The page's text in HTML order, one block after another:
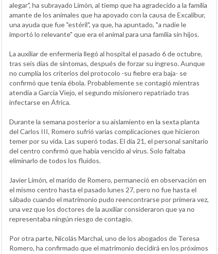
alegar", ha subrayado Limón, al tiemp que ha agradecido a la familia
amante de los animales que ha apoyado con la causa de Excalibur,
una ayuda que fue "estéril", ya que, ha apuntado, "a nadie le
importó lo relevante" que era el animal para una familia sin hijos.
La auxiliar de enfermería llegó al hospital el pasado 6 de octubre,
tras seis días de síntomas, después de forzar su ingreso. Aunque
no cumplía los criterios del protocolo -su fiebre era baja- se
confirmó que tenía ébola. Probablemente se contagió mientras
atendía a García Viejo, el segundo misionero repatriado tras
infectarse en África.
Durante la semana posterior a su aislamiento en la sexta planta
del Carlos III, Romero sufrió varias complicaciones que hicieron
temer por su vida. Las superó todas. El día 21, el personal sanitario
del centro confirmó que había vencido al virus. Solo faltaba
eliminarlo de todos los fluidos.
Javier Limón, el marido de Romero, permaneció en observación en
el mismo centro hasta el pasado lunes 27, pero no fue hasta el
sábado cuando el matrimonio pudo reencontrarse por primera vez,
una vez que los doctores de la auxiliar consideraron que ya no
representaba ningún riesgo de contagio.
Por otra parte, Nicolás Marchal, uno de los abogados de Teresa
Romero, ha confirmado que el matrimonio decidirá en los próximos